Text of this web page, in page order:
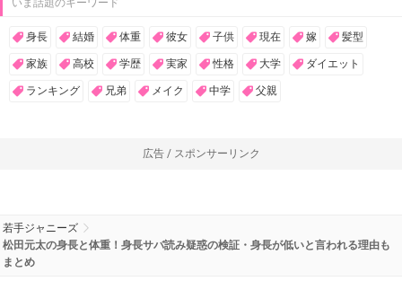
いま話題のキーワード
身長 結婚 体重 彼女 子供 現在 嫁 髪型
家族 高校 学歴 実家 性格 大学 ダイエット
ランキング 兄弟 メイク 中学 父親
広告 / スポンサーリンク
若手ジャニーズ
松田元太の身長と体重！身長サバ読み疑惑の検証・身長が低いと言われる理由も
まとめ